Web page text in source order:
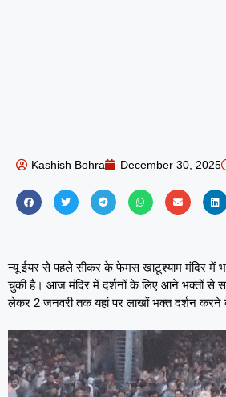
Kashish Bohra December 30, 2025
न्यू ईयर से पहले सीकर के फेमस खाटूश्याम मंदिर में
चुकी है। आज मंदिर में दर्शनों के लिए आने भक्तों
लेकर 2 जनवरी तक यहां पर लाखों भक्त दर्शन